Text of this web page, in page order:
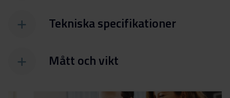
Tekniska specifikationer
Mått och vikt